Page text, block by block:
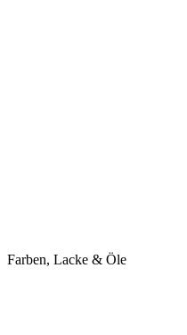
Farben, Lacke & Öle